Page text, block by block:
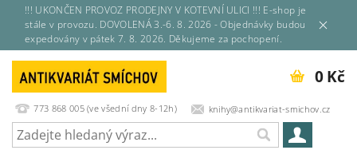
!!! UKONČEN PROVOZ PRODEJNY V KOTEVNÍ ULICI !!! E-shop je
stále v provozu. DOVOLENÁ 3.-6. 8. 2026 - Objednávky budou
expedovány v pátek 7. 8. 2026. Děkujeme za pochopení.
773 868 005 (ve všední dny 8-12h) knihy@antikvariat-smichov.cz
0 Kč